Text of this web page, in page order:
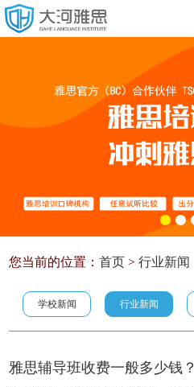
您当前的位置：首页 >行业新闻
学校新闻 行业新闻
雅思辅导班收费一般多少钱？